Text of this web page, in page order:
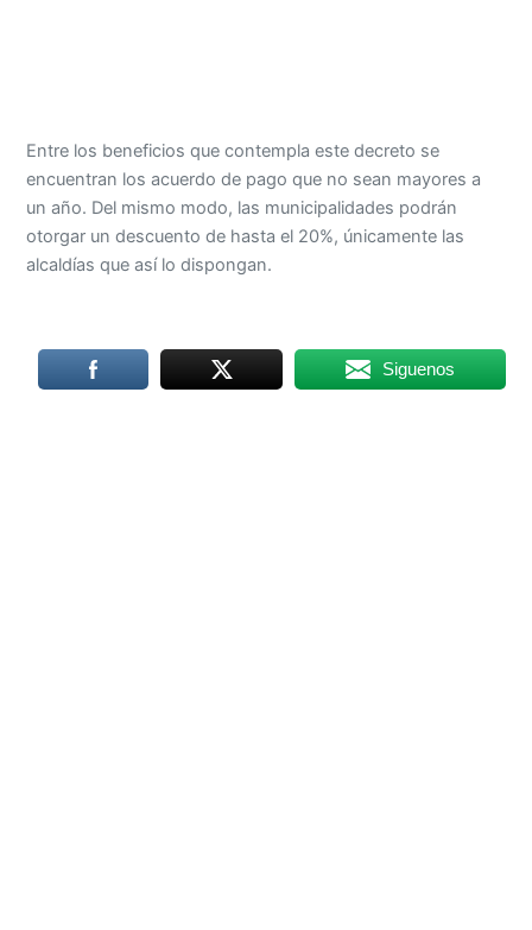
Entre los beneficios que contempla este decreto se
encuentran los acuerdo de pago que no sean mayores a
un año. Del mismo modo, las municipalidades podrán
otorgar un descuento de hasta el 20%, únicamente las
alcaldías que así lo dispongan.
Siguenos